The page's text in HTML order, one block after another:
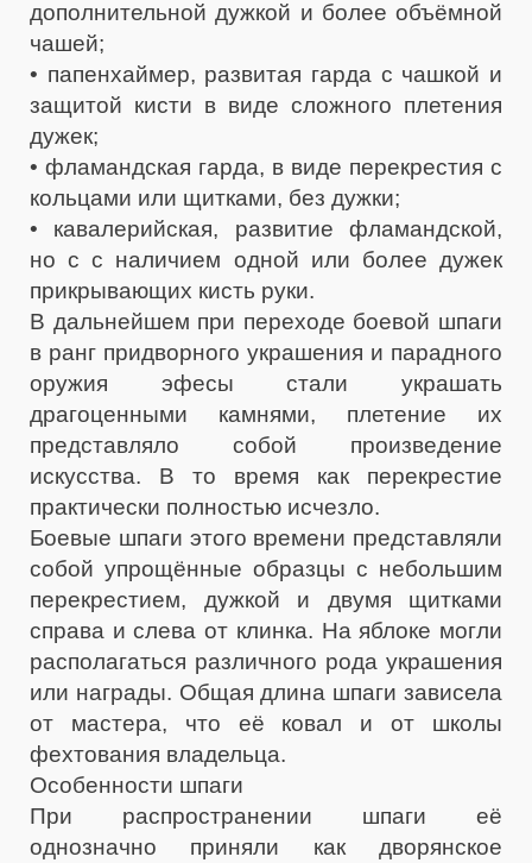
дополнительной дужкой и более объёмной
чашей;
• папенхаймер, развитая гарда с чашкой и
защитой кисти в виде сложного плетения
дужек;
• фламандская гарда, в виде перекрестия с
кольцами или щитками, без дужки;
• кавалерийская, развитие фламандской,
но с с наличием одной или более дужек
прикрывающих кисть руки.
В дальнейшем при переходе боевой шпаги
в ранг придворного украшения и парадного
оружия эфесы стали украшать
драгоценными камнями, плетение их
представляло собой произведение
искусства. В то время как перекрестие
практически полностью исчезло.
Боевые шпаги этого времени представляли
собой упрощённые образцы с небольшим
перекрестием, дужкой и двумя щитками
справа и слева от клинка. На яблоке могли
располагаться различного рода украшения
или награды. Общая длина шпаги зависела
от мастера, что её ковал и от школы
фехтования владельца.
Особенности шпаги
При распространении шпаги её
однозначно приняли как дворянское